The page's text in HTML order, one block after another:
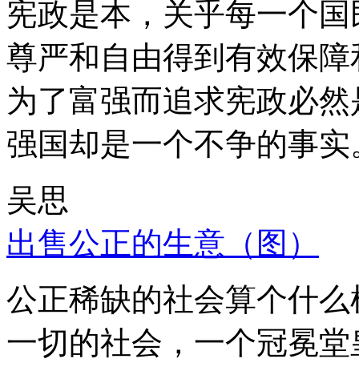
宪政是本，关乎每一个
尊严和自由得到有效保
为了富强而追求宪政必
强国却是一个不争的事实
吴思
出售公正的生意（图）
公正稀缺的社会算个什
一切的社会，一个冠冕